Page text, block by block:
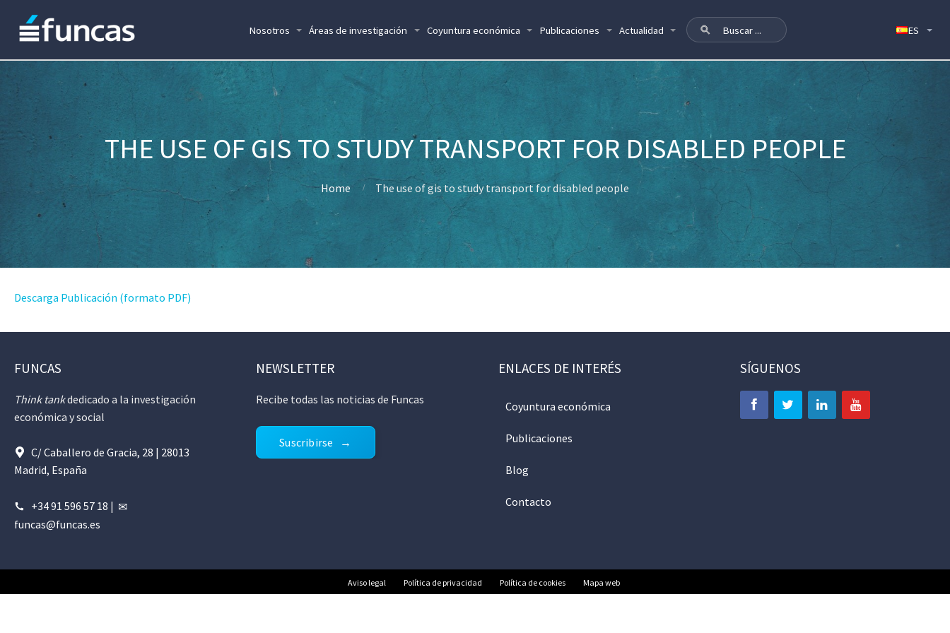
Nosotros Áreas de investigación Coyuntura económica Publicaciones Actualidad
THE USE OF GIS TO STUDY TRANSPORT FOR DISABLED PEOPLE
Home The use of gis to study transport for disabled people
Descarga Publicación (formato PDF)
FUNCAS
Think tankdedicado a la investigación
económica y social
C/ Caballero de Gracia, 28 | 28013
Madrid, España
+34 91 596 57 18 |
funcas@funcas.es
NEWSLETTER
Recibe todas las noticias de Funcas
Suscribirse
ENLACES DE INTERÉS
Coyuntura económica
Publicaciones
Blog
Contacto
SÍGUENOS
Aviso legal Política de privacidad Política de cookies Mapa web